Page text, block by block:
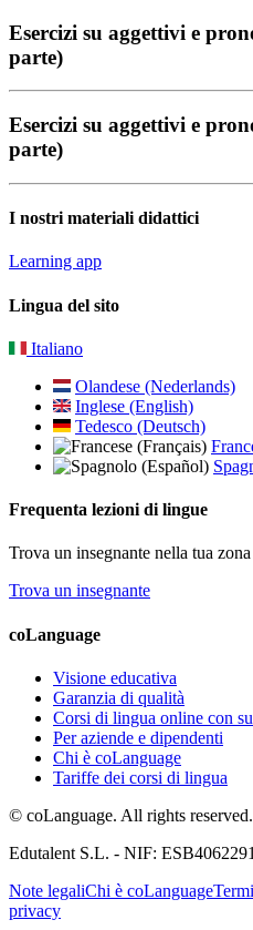
Esercizi su aggettivi e
parte)
Esercizi su aggettivi e
parte)
I nostri materiali didattici
Learning app
Lingua del sito
Italiano
Olandese (Nederlands)
Inglese (English)
Tedesco (Deutsch)
Frequenta lezioni di lingue
Trova un insegnante nella tua
Trova un insegnante
coLanguage
Visione educativa
Garanzia di qualità
Corsi di lingua online con
Per aziende e dipendenti
Chi è coLanguage
Tariffe dei corsi di lingua
© coLanguage. All rights reserved.
Edutalent S.L. - NIF:
Note legaliChi è coLanguage
privacy